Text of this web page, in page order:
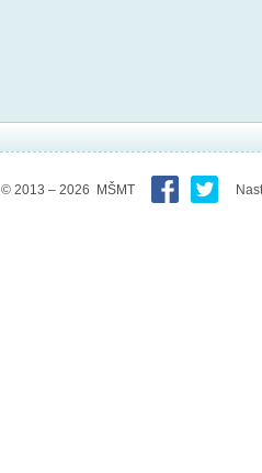
© 2013 – 2026 MŠMT